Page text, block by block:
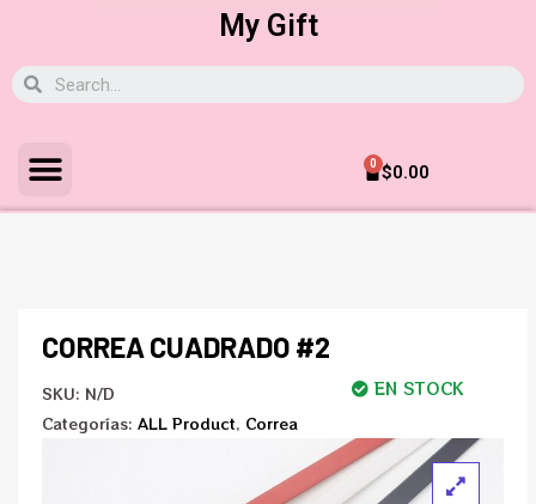
My Gift
$0.00
0
CORREA CUADRADO #2
SKU: N/D
Categorías: ALL Product, Correa
EN STOCK